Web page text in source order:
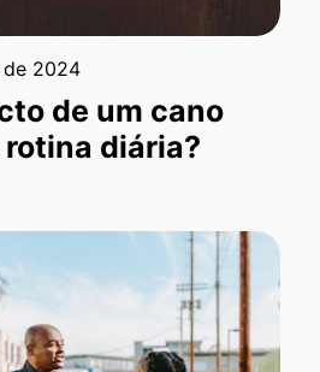
2024
de um cano
diária?